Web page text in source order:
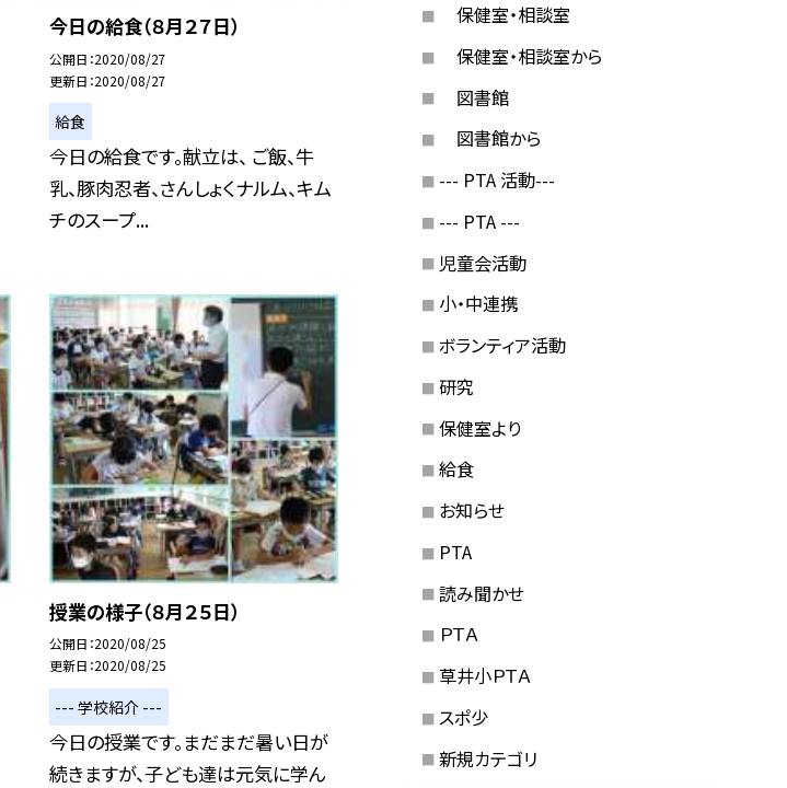
今日の給食（８月２７日）
公開日 2020/08/27
更新日 2020/08/27
給食
今日の給食です。献立は、 ご飯、牛
乳、豚肉忍者、さんしょくナルム、キム
チのスープ...
授業の様子（８月２５日）
公開日 2020/08/25
更新日 2020/08/25
--- 学校紹介 ---
今日の授業です。まだまだ暑い日が
続きますが、子ども達は元気に学ん
保健室・相談室
保健室・相談室から
図書館
図書館から
--- PTA 活動---
--- PTA ---
児童会活動
小・中連携
ボランティア活動
研究
保健室より
給食
お知らせ
PTA
読み聞かせ
ＰＴＡ
草井小ＰＴＡ
スポ少
新規カテゴリ